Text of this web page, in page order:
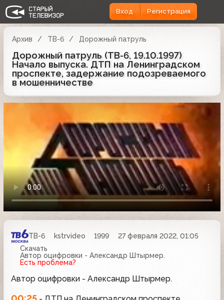
Вход Регистрация
Архив ТВ-6 Дорожный патруль
Дорожный патруль (ТВ-6, 19.10.1997)
Начало выпуска. ДТП на Ленинградском
проспекте, задержание подозреваемого
в мошенничестве
ТВ-6 kstrvideo 1999
27 февраля 2022, 01:05
Скачать
Автор оцифровки - Александр Штырмер.
Есть проблема?
Автор оцифровки - Александр Штырмер.